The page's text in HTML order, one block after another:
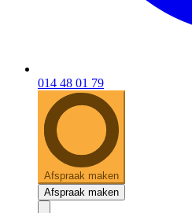
014 48 01 79
Afspraak maken
Afspraak maken